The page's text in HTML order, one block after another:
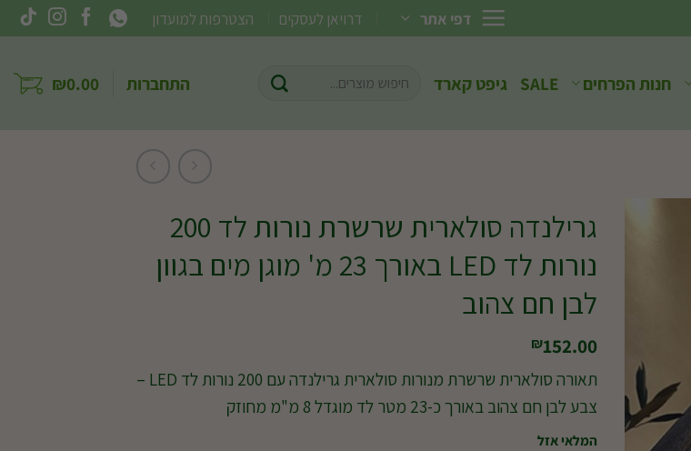
דפי אתר דרויאן לעסקים הצטרפות למועדון
חנות הפרחים SALE גיפט קארד התחברות ₪0.00
גרילנדה סולארית שרשרת נורות לד 200
נורות לד LED באורך 23 מ' מוגן מים בגוון
לבן חם צהוב
₪152.00
תאורה סולארית שרשרת מנורות סולארית גרילנדה עם 200 נורות לד LED –
צבע לבן חם צהוב באורך כ-23 מטר לד מוגדל 8 מ"מ מחוזק
המלאי אזל